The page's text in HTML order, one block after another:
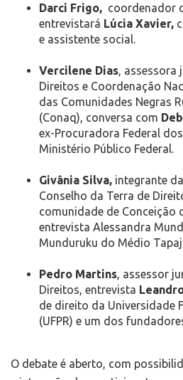
Darci Frigo, coordenador
entrevistará Lúcia Xavier,
e assistente social.
Vercilene Dias, assessora
Direitos e Coordenação
das Comunidades Negras
(Conaq), conversa com
ex-Procuradora Federal
Ministério Público Federal.
Givânia Silva, integrante
Conselho da Terra de
comunidade de Conceição
entrevista Alessandra
Munduruku do Médio
Pedro Martins, assessor
Direitos, entrevista
de direito da Universidade
(UFPR) e um dos
O debate é aberto, com